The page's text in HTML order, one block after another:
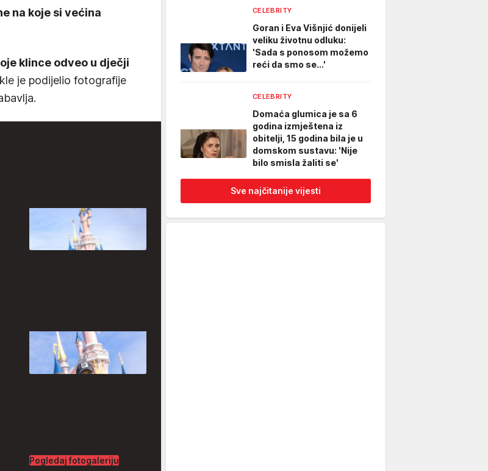
na koje si većina
klince odveo u dječji
je podijelio fotografije
Pogledaj fotogaleriju
CELEBRITY
Goran i Eva Višnjić donijeli
veliku životnu odluku:
'Sada s ponosom možemo
reći da smo se...'
CELEBRITY
Domaća glumica je sa 6
godina izmještena iz
obitelji, 15 godina bila je u
domskom sustavu: 'Nije
bilo smisla žaliti se'
Sve najčitanije vijesti